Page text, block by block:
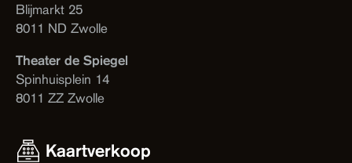
Blijmarkt 25
8011 ND Zwolle
Theater de Spiegel
Spinhuisplein 14
8011 ZZ Zwolle
Kaartverkoop